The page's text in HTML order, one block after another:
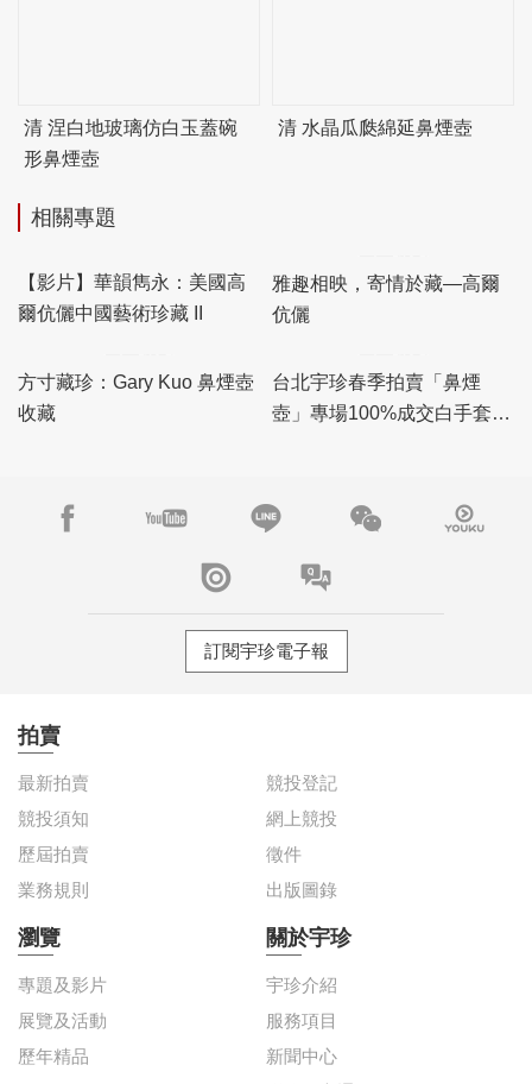
清 涅白地玻璃仿白玉蓋碗
形鼻煙壺
清 水晶瓜瓞綿延鼻煙壺
相關專題
【影片】華韻雋永：美國高
爾伉儷中國藝術珍藏 II
雅趣相映，寄情於藏—高爾
伉儷
方寸藏珍：Gary Kuo 鼻煙壺
收藏
台北宇珍春季拍賣「鼻煙
壺」專場100%成交白手套，
訂閱宇珍電子報
拍賣
最新拍賣
競投登記
競投須知
網上競投
歷屆拍賣
徵件
業務規則
出版圖錄
瀏覽
專題及影片
展覽及活動
歷年精品
關於宇珍
宇珍介紹
服務項目
新聞中心